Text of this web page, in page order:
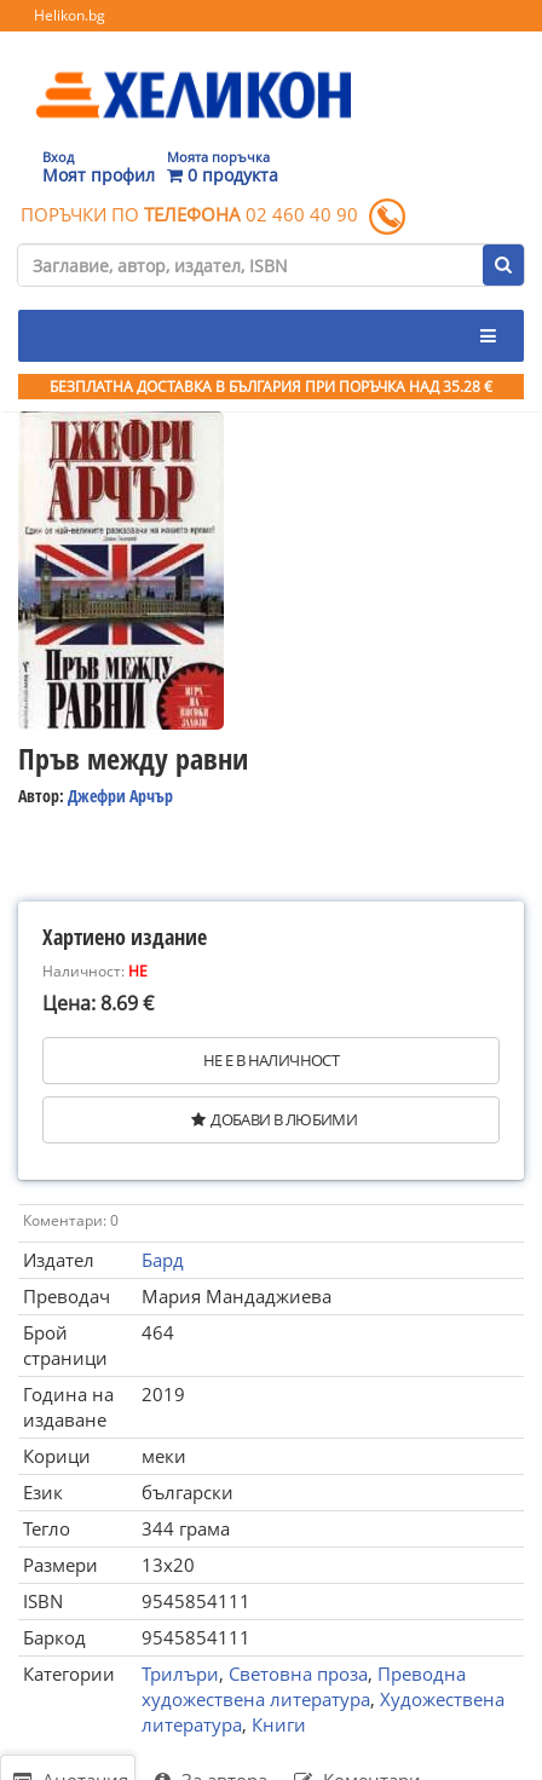
Helikon.bg
Вход
Моят профил
Моята поръчка
0 продукта
ПОРЪЧКИ ПО ТЕЛЕФОНА 02 460 40 90
БЕЗПЛАТНА ДОСТАВКА В БЪЛГАРИЯ ПРИ ПОРЪЧКА НАД 35.28 €
Пръв между равни
Автор: Джефри Арчър
Хартиено издание
Наличност: НЕ
Цена: 8.69 €
НЕ Е В НАЛИЧНОСТ
ДОБАВИ В ЛЮБИМИ
Коментари: 0
Издател
Бард
Преводач
Мария Мандаджиева
Брой
страници
464
Година на
издаване
2019
Корици
меки
Език
български
Тегло
344 грама
Размери
13x20
ISBN
9545854111
Баркод
9545854111
Категории
Трилъри, Световна проза, Преводна
художествена литература, Художествена
литература, Книги